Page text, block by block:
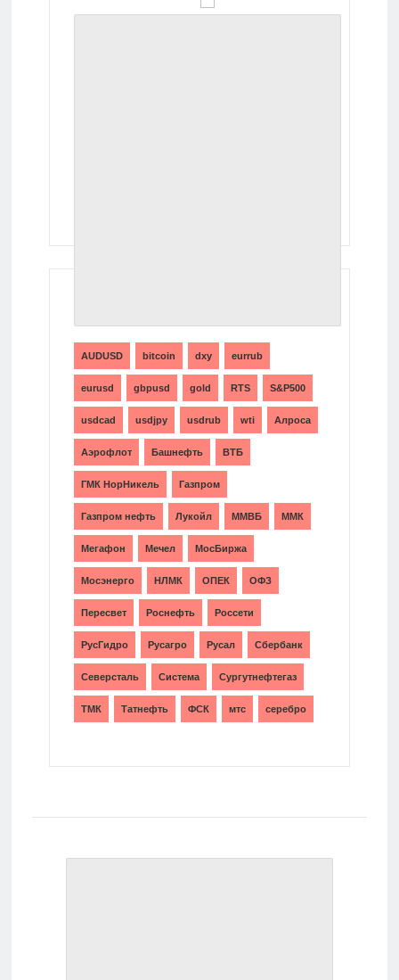
AUDUSD bitcoin dxy eurrub
eurusd gbpusd gold RTS S&P500
usdcad usdjpy usdrub wti Алроса
Аэрофлот Башнефть ВТБ
ГМК НорНикель Газпром
Газпром нефть Лукойл ММВБ ММК
Мегафон Мечел МосБиржа
Мосэнерго НЛМК ОПЕК ОФЗ
Пересвет Роснефть Россети
РусГидро Русагро Русал Сбербанк
Северсталь Система Сургутнефтегаз
ТМК Татнефть ФСК мтс серебро